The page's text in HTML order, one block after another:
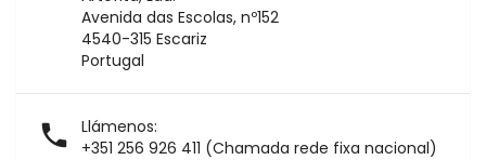
Avenida das Escolas, nº152
4540-315 Escariz
Portugal

Llámenos:
+351 256 926 411 (Chamada rede fixa nacional)